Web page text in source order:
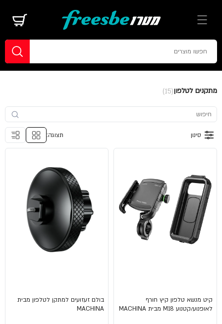
מתקנים לטלפון(15)
סינון תצוגה:
קיט מנשא טלפון קיץ חורף
לאופנוע/קטנוע M18 מבית MACHINA
בולם זעזועים למתקן לטלפון מבית
MACHINA